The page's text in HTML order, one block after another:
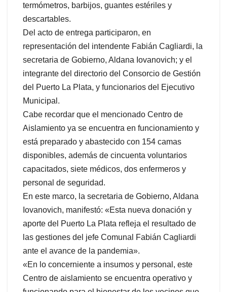
termómetros, barbijos, guantes estériles y
descartables.
Del acto de entrega participaron, en
representación del intendente Fabián Cagliardi, la
secretaria de Gobierno, Aldana Iovanovich; y el
integrante del directorio del Consorcio de Gestión
del Puerto La Plata, y funcionarios del Ejecutivo
Municipal.
Cabe recordar que el mencionado Centro de
Aislamiento ya se encuentra en funcionamiento y
está preparado y abastecido con 154 camas
disponibles, además de cincuenta voluntarios
capacitados, siete médicos, dos enfermeros y
personal de seguridad.
En este marco, la secretaria de Gobierno, Aldana
Iovanovich, manifestó: «Esta nueva donación y
aporte del Puerto La Plata refleja el resultado de
las gestiones del jefe Comunal Fabián Cagliardi
ante el avance de la pandemia».
«En lo concerniente a insumos y personal, este
Centro de aislamiento se encuentra operativo y